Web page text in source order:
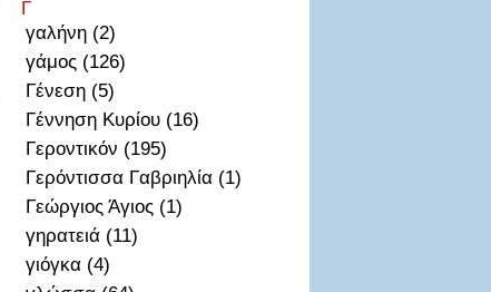
Γ
γαλήνη (2)
γάμος (126)
Γένεση (5)
Γέννηση Κυρίου (16)
Γεροντικόν (195)
Γερόντισσα Γαβριηλία (1)
Γεώργιος Άγιος (1)
γηρατειά (11)
γιόγκα (4)